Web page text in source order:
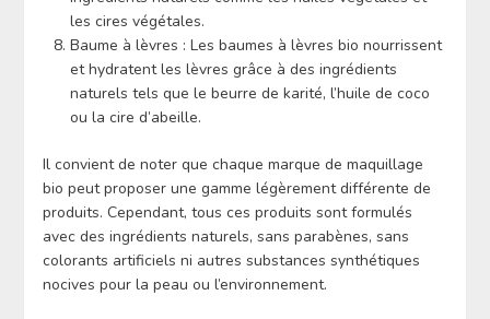
les cires végétales.
Baume à lèvres : Les baumes à lèvres bio nourrissent
et hydratent les lèvres grâce à des ingrédients
naturels tels que le beurre de karité, l’huile de coco
ou la cire d’abeille.
Il convient de noter que chaque marque de maquillage
bio peut proposer une gamme légèrement différente de
produits. Cependant, tous ces produits sont formulés
avec des ingrédients naturels, sans parabènes, sans
colorants artificiels ni autres substances synthétiques
nocives pour la peau ou l’environnement.